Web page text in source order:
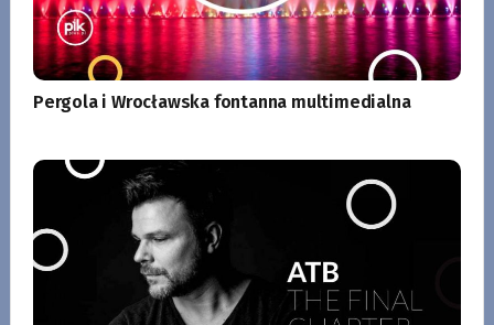
Pergola i Wrocławska fontanna multimedialna